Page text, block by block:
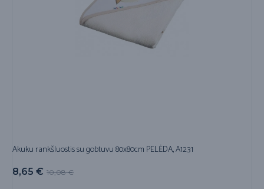
Akuku rankšluostis su gobtuvu 80x80cm PELĖDA, A1231
10,08€
8,65 €